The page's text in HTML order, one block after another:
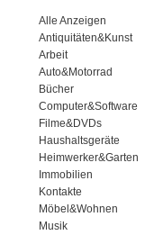
Alle Anzeigen
Antiquitäten&Kunst
Arbeit
Auto&Motorrad
Bücher
Computer&Software
Filme&DVDs
Haushaltsgeräte
Heimwerker&Garten
Immobilien
Kontakte
Möbel&Wohnen
Musik